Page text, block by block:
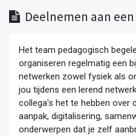
Deelnemen aan
Het team pedagogisch
organiseren regelmatig een
netwerken zowel fysiek als
jou tijdens een lerend
collega's het te hebben over
aanpak, digitalisering,
onderwerpen dat je zelf